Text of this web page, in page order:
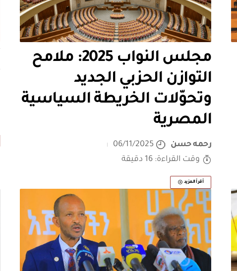
مجلس النواب 2025: ملامح
التوازن الحزبي الجديد
وتحوّلات الخريطة السياسية
المصرية
رحمه حسن
06/11/2025
وقت القراءة: 16 دقيقة
أقرأ المزيد